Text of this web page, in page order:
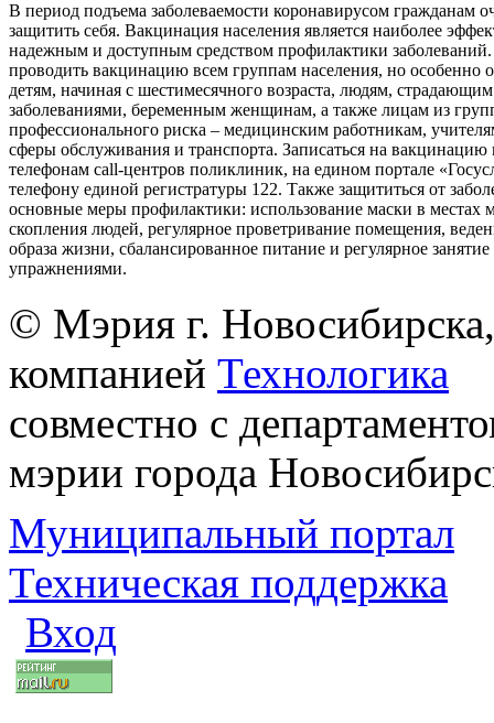
В период подъема заболеваемости коронавирусом гражданам
защитить себя. Вакцинация населения является наиболее
надежным и доступным средством профилактики заболеваний.
проводить вакцинацию всем группам населения, но особенно
детям, начиная с шестимесячного возраста, людям,
заболеваниями, беременным женщинам, а также лицам из
профессионального риска – медицинским работникам,
сферы обслуживания и транспорта. Записаться на
телефонам call-центров поликлиник, на едином портале
телефону единой регистратуры 122. Также защититься от
основные меры профилактики: использование маски в местах
скопления людей, регулярное проветривание помещения,
образа жизни, сбалансированное питание и регулярное
упражнениями.
© Мэрия г.
компанией Технологика
совместно с
мэрии города
Муниципальный портал
Техническая поддержка
Вход